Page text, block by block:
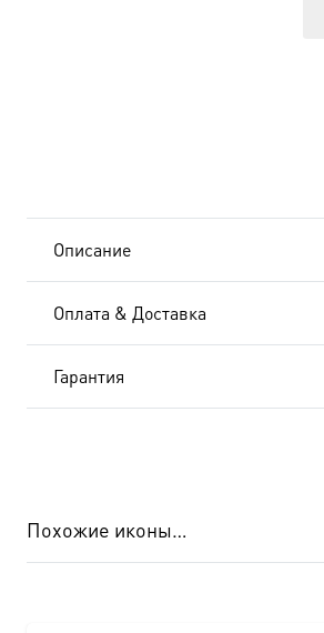
Описание
Оплата & Доставка
Гарантия
Похожие иконы…